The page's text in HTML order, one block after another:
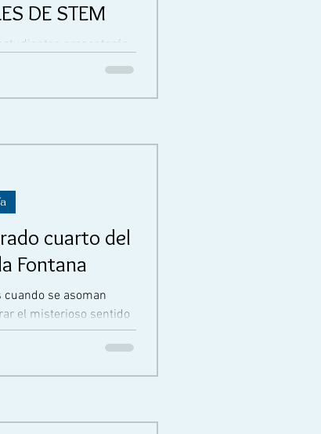
DE STEM
presentarán
durante este año
cuarto del
Fontana
cuando se asoman
el misterioso sentido